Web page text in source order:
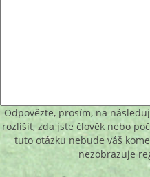
Odpovězte, prosím, na
rozlišit, zda jste člověk nebo
tuto otázku nebude váš
nezobrazuje